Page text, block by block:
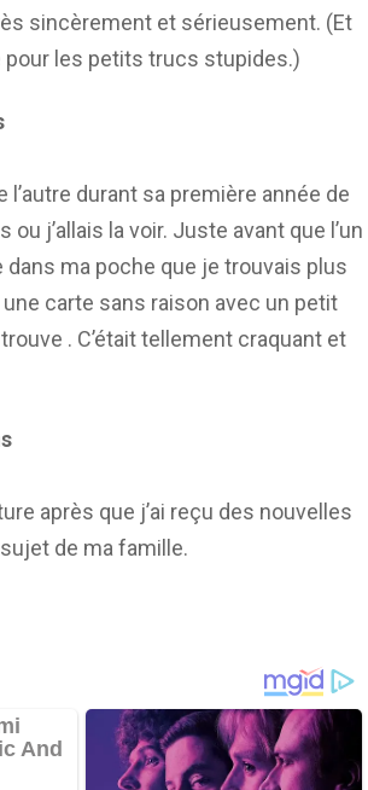
sincèrement et sérieusement. (Et
pour les petits trucs stupides.)
durant sa première année de
j’allais la voir. Juste avant que l’un
ma poche que je trouvais plus
une carte sans raison avec un petit
. C’était tellement craquant et
après que j’ai reçu des nouvelles
de ma famille.